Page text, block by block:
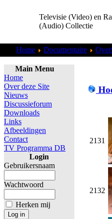
Televisie (Video) en
(Audio) Collectie
Home Documentaire
Main Menu
Home
Over deze Site
Nieuws
Discussieforum
Downloads
Links
Afbeeldingen
Contact
TV Programma DB
Login
Gebruikersnaam
Wachtwoord
Herken mij
2131
2132